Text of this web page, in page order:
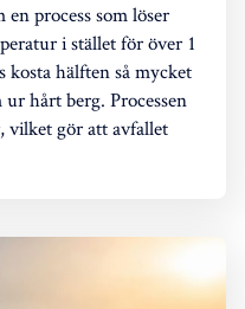
process som löser
i stället för över 1
kosta hälften så mycket
hårt berg. Processen
vilket gör att avfallet